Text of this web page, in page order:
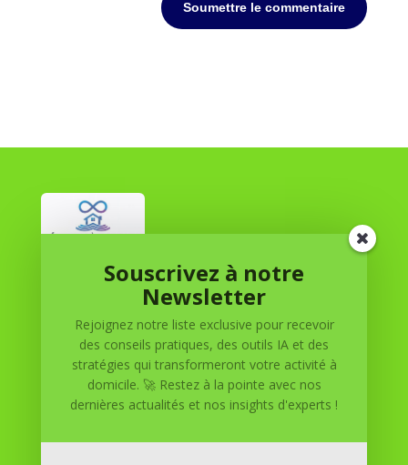
Soumettre le commentaire
Réussite à Domicile
Réussite à Domicile est votre partenaire de confiance
pour atteindre vos objectifs depuis le confort de votre
maison. Nous offrons des solutions personnalisées pour
vous aider à réussir.
Souscrivez à notre
Newsletter
Rejoignez notre liste exclusive pour recevoir
des conseils pratiques, des outils IA et des
stratégies qui transformeront votre activité à
domicile. 🚀 Restez à la pointe avec nos
dernières actualités et nos insights d'experts !